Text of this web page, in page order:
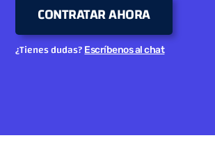
CONTRATAR AHORA
¿Tienes dudas?Escríbenos al chat